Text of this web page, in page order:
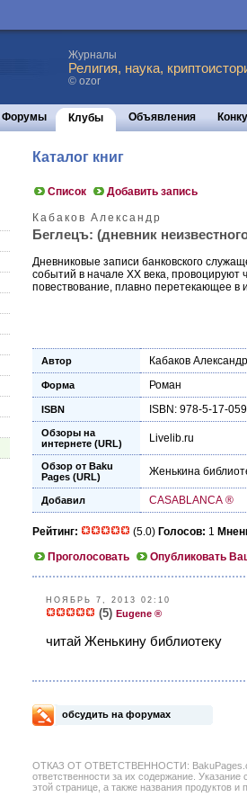
Журналы
Религия, наука,
© ozor
Форумы Клубы Объявления
Каталог книг
Список Добавить запись
Кабаков Александр
Беглецъ: (дневник
Дневниковые записи банковского
событий в начале XX века,
повествование, плавно перетекающее в
Автор Кабаков Александр
Форма Роман
ISBN ISBN: 978-5-17-
Обзоры на
интернете (URL)
Livelib.ru
Обзор от Baku
Pages (URL)
Женькина
Добавил CASABLANCA ®
Рейтинг: (5.0) Голосов: 1
Проголосовать
Опубликовать
НОЯБРЬ 7, 2013 02:10
(5) Eugene ®
читай Женькину библиотеку
обсудить на форумах
ОТКАЗ ОТ ОТВЕТСТВЕННОСТИ: BakuPages.com
ответственности за их содержание.
этой странице, а также названия продуктов и